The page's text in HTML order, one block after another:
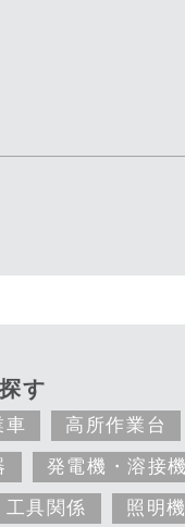
す
す
車 高所作業台
発電機・溶接
工具関係 照明